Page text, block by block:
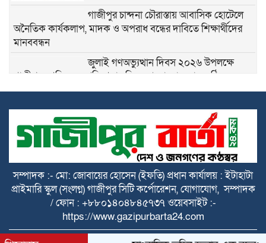
গাজীপুর চান্দনা চৌরাস্তায় আবাসিক হোটেলে
অনৈতিক কার্যকলাপ, মাদক ও অপরাধ বন্ধের দাবিতে শিক্ষার্থীদের
মানববন্ধন
জুলাই গণঅভ্যুত্থান দিবস ২০২৬ উপলক্ষে
গাজীপুরে শহিদদের প্রতি শ্রদ্ধাঞ্জলি ও আলোচনা সভা অনুষ্ঠিত
শহীদদের আত্মত্যাগ বৃথা যায়নি
৫ আগস্ট ঘিরে নাশকতার সুনির্দিষ্ট কোনো তথ্য
নেই: ডিবি প্রধান
গাজীপুরের কোনাবাড়ীতে আইফোনসহ ৪৪টি
চোরাই মোবাইল উদ্ধার, গ্রেপ্তার ২
বাসন থানার বিশেষ অভিযানে পুলিশ আক্রান্ত ও
মাদক মামলার ৫ আসামি গ্রেপ্তার
সম্পাদক :- মো: জোবায়ের হোসেন (ইফতি) প্রধান কার্যালয় : ইটাহাটা
প্রাইমারি স্কুল (সংলগ্ন) গাজীপুর সিটি কর্পোরেশন, যোগাযোগ, সম্পাদক
/ ফোন : +৮৮০১৪০৪৮৪৫৭৩৭ ওয়েবসাইট :-
https://www.gazipurbarta24.com